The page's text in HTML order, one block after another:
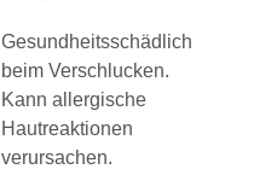
Gesundheitsschädlich
beim Verschlucken.
Kann allergische
Hautreaktionen
verursachen.